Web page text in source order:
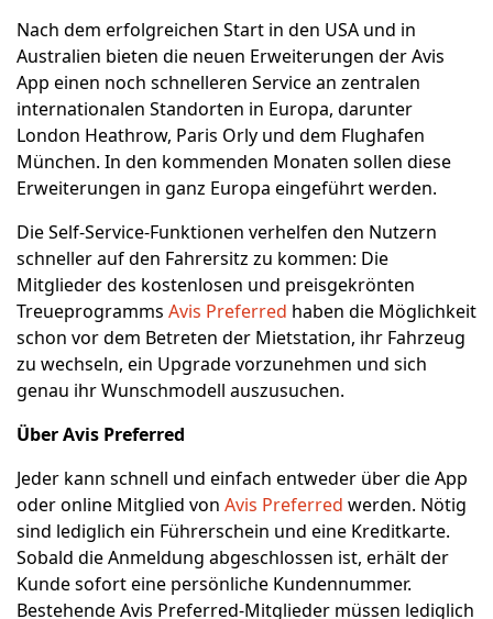
Nach dem erfolgreichen Start in den USA und in
Australien bieten die neuen Erweiterungen der Avis
App einen noch schnelleren Service an zentralen
internationalen Standorten in Europa, darunter
London Heathrow, Paris Orly und dem Flughafen
München. In den kommenden Monaten sollen diese
Erweiterungen in ganz Europa eingeführt werden.
Die Self-Service-Funktionen verhelfen den Nutzern
schneller auf den Fahrersitz zu kommen: Die
Mitglieder des kostenlosen und preisgekrönten
Treueprogramms Avis Preferred haben die Möglichkeit
schon vor dem Betreten der Mietstation, ihr Fahrzeug
zu wechseln, ein Upgrade vorzunehmen und sich
genau ihr Wunschmodell auszusuchen.
Über Avis Preferred
Jeder kann schnell und einfach entweder über die App
oder online Mitglied von Avis Preferred werden. Nötig
sind lediglich ein Führerschein und eine Kreditkarte.
Sobald die Anmeldung abgeschlossen ist, erhält der
Kunde sofort eine persönliche Kundennummer.
Bestehende Avis Preferred-Mitglieder müssen lediglich